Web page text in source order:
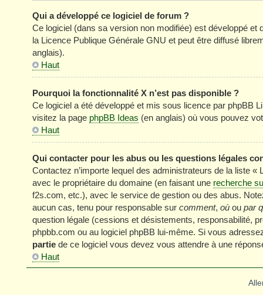
Qui a développé ce logiciel de forum ?
Ce logiciel (dans sa version non modifiée) est développé et
la Licence Publique Générale GNU et peut être diffusé
anglais).
Haut
Pourquoi la fonctionnalité X n’est pas disponible ?
Ce logiciel a été développé et mis sous licence par phpBB
visitez la page phpBB Ideas (en anglais) où vous pouvez
Haut
Qui contacter pour les abus ou les questions légales
Contactez n’importe lequel des administrateurs de la liste
avec le propriétaire du domaine (en faisant une recherche
f2s.com, etc.), avec le service de gestion ou des abus.
aucun cas, tenu pour responsable sur comment, où ou par
question légale (cessions et désistements, responsabilité,
phpbb.com ou au logiciel phpBB lui-même. Si vous
partie de ce logiciel vous devez vous attendre à une
Haut